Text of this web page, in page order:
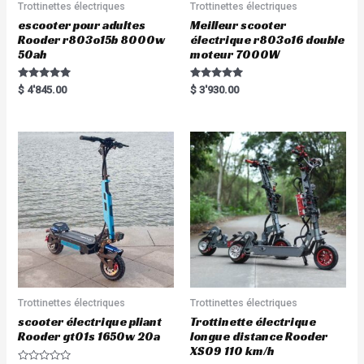
Trottinettes électriques
escooter pour adultes
Rooder r803o15b 8000w
50ah
Rated
5.00
$ 4'845.00
Trottinettes électriques
Meilleur scooter
électrique r803o16 double
moteur 7000W
Rated
5.00
$ 3'930.00
Trottinettes électriques
scooter électrique pliant
Rooder gt01s 1650w 20a
Trottinettes électriques
Trottinette électrique
longue distance Rooder
XS09 110 km/h